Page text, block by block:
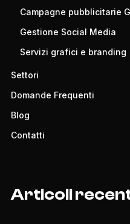
Campagne pubblicitarie
Gestione Social Media
Servizi grafici e branding
Settori
Domande Frequenti
Blog
Contatti
Articoli